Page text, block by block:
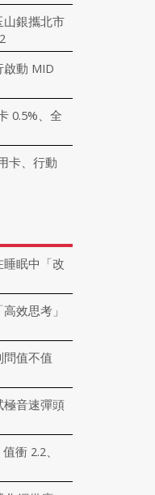
山銀攜北市
啟動 MID
0.5%、全
卡、行動
眠中「改
效思考」
值不值
極音速彈頭
衝 2.2、